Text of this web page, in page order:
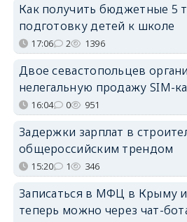
Как получить бюджетные 5
подготовку детей к школе
17:06 2 1396
Двое севастопольцев
нелегальную продажу SIM-
16:04 0 951
Задержки зарплат в
общероссийским трендом
15:20 1 346
Записаться в МФЦ в Крыму
теперь можно через чат-